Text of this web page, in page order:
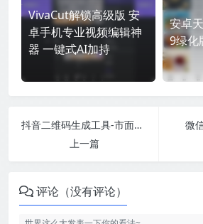
VivaCut解锁高级版 安
卓手机专业视频编辑神
器 一键式AI加持
安卓
9绿化
抖音二维码生成工具-市面上卖5千的源码
上一篇
微
评论（没有评论）